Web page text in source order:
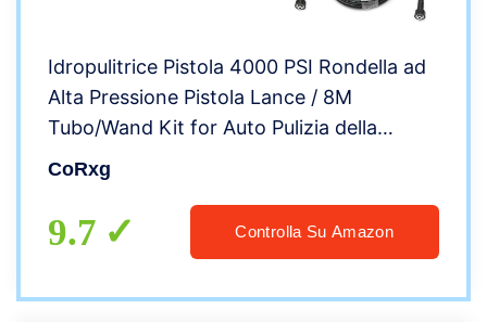
Idropulitrice Pistola 4000 PSI Rondella ad
Alta Pressione Pistola Lance / 8M
Tubo/Wand Kit for Auto Pulizia della
Pistola di Acqua (Color : Black, Size :
CoRxg
9.7 Controlla Su Amazon